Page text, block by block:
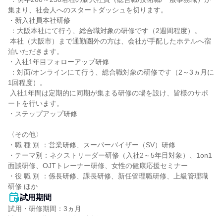
集まり、社会人へのスタートダッシュを切ります。
・新入社員本社研修
泊いただきます。
・入社1年目フォローアップ研修
1回程度）。
ートを行います。
・ステップアップ研修
〈その他〉
・職 種 別 ：営業研修、スーパーバイザー（SV）研修
・テーマ別：ネクストリーダー研修（入社2～5年目対象）、1on1
面談研修、OJTトレーナー研修、女性の健康応援セミナー
・役 職 別 ：係長研修、課長研修、新任管理職研修、上級管理職
研修 ほか
試用期間
試用・研修期間：3ヵ月